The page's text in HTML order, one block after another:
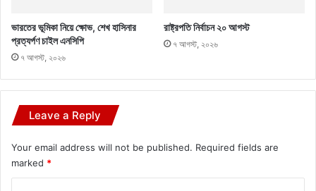
ভারতের ভূমিকা নিয়ে ক্ষোভ, শেখ হাসিনার
প্রত্যর্পণ চাইল এনসিপি
৭ আগস্ট, ২০২৬
রাষ্ট্রপতি নির্বাচন ২০ আগস্ট
৭ আগস্ট, ২০২৬
Leave a Reply
Your email address will not be published. Required fields are
marked *